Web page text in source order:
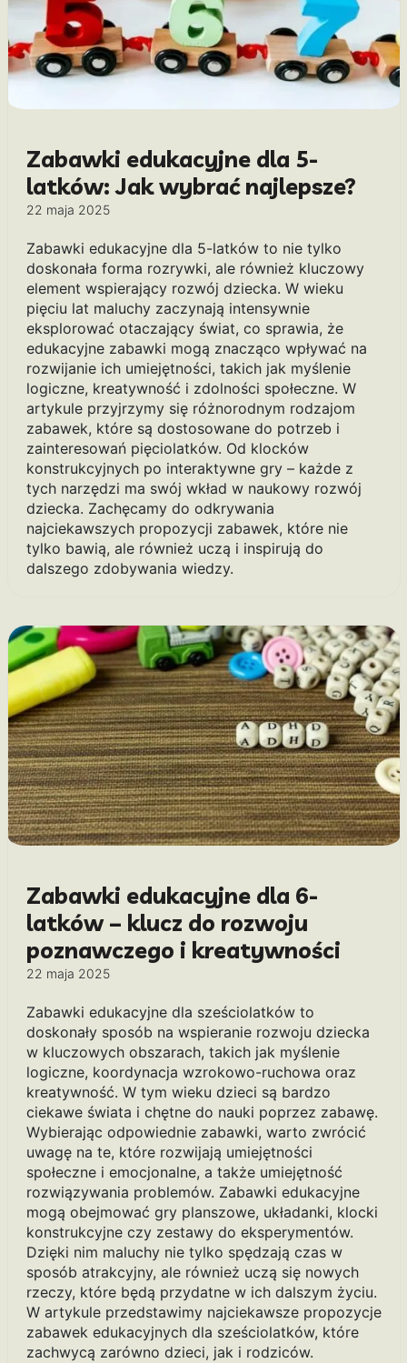
Zabawki edukacyjne dla 5-
latków: Jak wybrać najlepsze?
22 maja 2025
Zabawki edukacyjne dla 5-latków to nie tylko
doskonała forma rozrywki, ale również kluczowy
element wspierający rozwój dziecka. W wieku
pięciu lat maluchy zaczynają intensywnie
eksplorować otaczający świat, co sprawia, że
edukacyjne zabawki mogą znacząco wpływać na
rozwijanie ich umiejętności, takich jak myślenie
logiczne, kreatywność i zdolności społeczne. W
artykule przyjrzymy się różnorodnym rodzajom
zabawek, które są dostosowane do potrzeb i
zainteresowań pięciolatków. Od klocków
konstrukcyjnych po interaktywne gry – każde z
tych narzędzi ma swój wkład w naukowy rozwój
dziecka. Zachęcamy do odkrywania
najciekawszych propozycji zabawek, które nie
tylko bawią, ale również uczą i inspirują do
dalszego zdobywania wiedzy.
Zabawki edukacyjne dla 6-
latków – klucz do rozwoju
poznawczego i kreatywności
22 maja 2025
Zabawki edukacyjne dla sześciolatków to
doskonały sposób na wspieranie rozwoju dziecka
w kluczowych obszarach, takich jak myślenie
logiczne, koordynacja wzrokowo-ruchowa oraz
kreatywność. W tym wieku dzieci są bardzo
ciekawe świata i chętne do nauki poprzez zabawę.
Wybierając odpowiednie zabawki, warto zwrócić
uwagę na te, które rozwijają umiejętności
społeczne i emocjonalne, a także umiejętność
rozwiązywania problemów. Zabawki edukacyjne
mogą obejmować gry planszowe, układanki, klocki
konstrukcyjne czy zestawy do eksperymentów.
Dzięki nim maluchy nie tylko spędzają czas w
sposób atrakcyjny, ale również uczą się nowych
rzeczy, które będą przydatne w ich dalszym życiu.
W artykule przedstawimy najciekawsze propozycje
zabawek edukacyjnych dla sześciolatków, które
zachwycą zarówno dzieci, jak i rodziców.